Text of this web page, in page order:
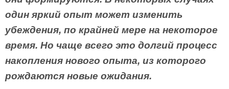
один яркий опыт может изменить
убеждения, по крайней мере на некоторое
время. Но чаще всего это долгий процесс
накопления нового опыта, из которого
рождаются новые ожидания.